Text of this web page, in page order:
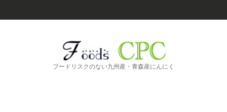
フードリスクのない九州産・青森産にんにく